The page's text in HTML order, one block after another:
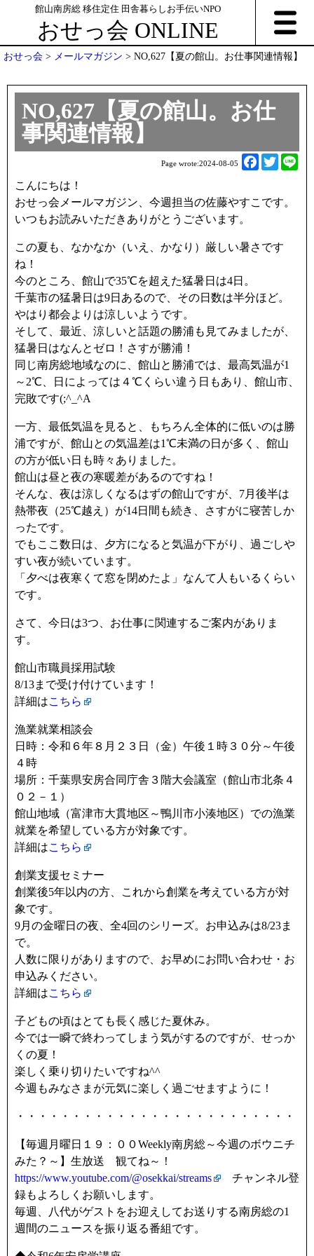
館山南房総 移住定住 田舎暮らしお手伝いNPO
おせっ会 ONLINE
おせっ会 > メールマガジン > NO,627【夏の館山。お仕事関連情報】
NO,627【夏の館山。お仕
事関連情報】
Page wrote:2024-08-05
F
o
T
i
e
こんにちは！
おせっ会メールマガジン、今週担当の佐藤やすこです。
いつもお読みいただきありがとうございます。
この夏も、なかなか（いえ、かなり）厳しい暑さです
ね！
今のところ、館山で35℃を超えた猛暑日は4日。
千葉市の猛暑日は9日あるので、その日数は半分ほど。
やはり都会よりは涼しいようです。
そして、最近、涼しいと話題の勝浦も見てみましたが、
猛暑日はなんとゼロ！さすが勝浦！
同じ南房総地域なのに、館山と勝浦では、最高気温が1
～2℃、日によっては４℃くらい違う日もあり、館山市、
完敗です(;^_^A
一方、最低気温を見ると、もちろん全体的に低いのは勝
浦ですが、館山との気温差は1℃未満の日が多く、館山
の方が低い日も時々ありました。
館山は昼と夜の寒暖差があるのですね！
そんな、夜は涼しくなるはずの館山ですが、7月後半は
熱帯夜（25℃越え）が14日間も続き、さすがに寝苦しか
ったです。
でもここ数日は、夕方になると気温が下がり、過ごしや
すい夜が続いています。
「夕べは夜寒くて窓を閉めたよ」なんて人もいるくらい
です。
さて、今日は3つ、お仕事に関連するご案内がありま
す。
館山市職員採用試験
8/13まで受け付けています！
詳細はこちら
漁業就業相談会
日時：令和６年８月２３日（金）午後１時３０分～午後
４時
場所：千葉県安房合同庁舎３階大会議室（館山市北条４
０２－１）
館山地域（富津市大貫地区～鴨川市小湊地区）での漁業
就業を希望している方が対象です。
詳細はこちら
創業支援セミナー
創業後5年以内の方、これから創業を考えている方が対
象です。
9月の金曜日の夜、全4回のシリーズ。お申込みは8/23ま
で。
人数に限りがありますので、お早めにお問い合わせ・お
申込みください。
詳細はこちら
子どもの頃はとても長く感じた夏休み。
今では一瞬で終わってしまう気がするのですが、せっか
くの夏！
楽しく乗り切りたいですね^^
今週もみなさまが元気に楽しく過ごせますように！
・・・・・・・・・・・・・・・・・・・・・・・・・
【毎週月曜日１９：００Weekly南房総～今週のボウニチ
みた？～】生放送 観てね～！
https://www.youtube.com/@osekkai/streams
チャンネル登
録もよろしくお願いします。
毎週、八代がゲストをお迎えしてお送りする南房総の1
週間のニュースを振り返る番組です。